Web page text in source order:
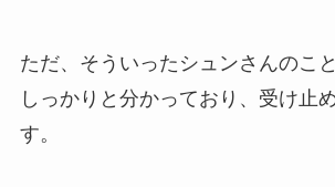
ただ、そういったシュンさんのこ
しっかりと分かっており、受け止
す。